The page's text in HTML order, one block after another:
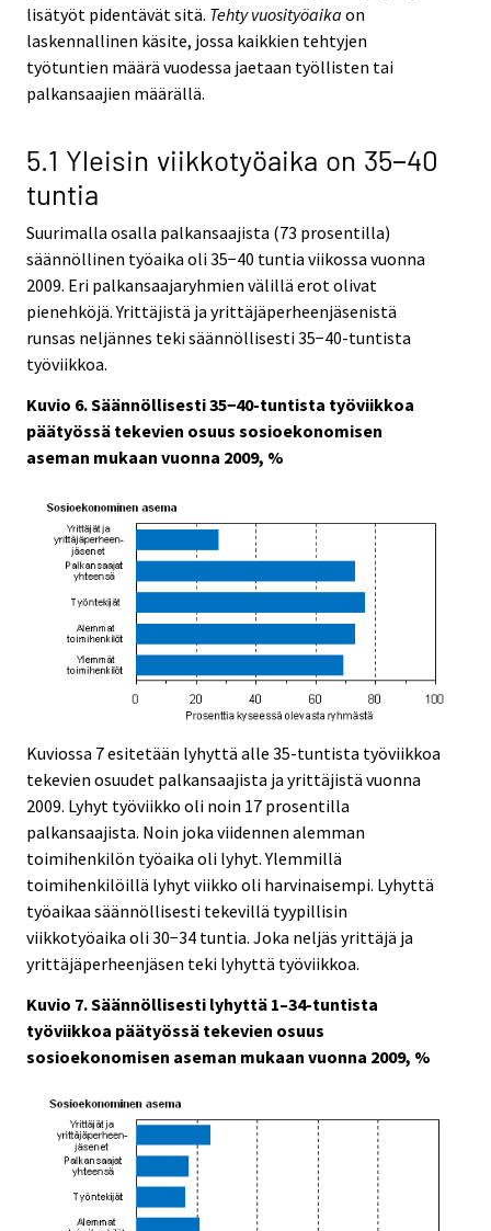
lisätyöt pidentävät sitä. Tehty vuosityöaika on
laskennallinen käsite, jossa kaikkien tehtyjen
työtuntien määrä vuodessa jaetaan työllisten tai
palkansaajien määrällä.
5.1 Yleisin viikkotyöaika on 35−40
tuntia
Suurimalla osalla palkansaajista (73 prosentilla)
säännöllinen työaika oli 35−40 tuntia viikossa vuonna
2009. Eri palkansaajaryhmien välillä erot olivat
pienehköjä. Yrittäjistä ja yrittäjäperheenjäsenistä
runsas neljännes teki säännöllisesti 35−40-tuntista
työviikkoa.
Kuvio 6. Säännöllisesti 35−40-tuntista työviikkoa
päätyössä tekevien osuus sosioekonomisen
aseman mukaan vuonna 2009, %
Kuviossa 7 esitetään lyhyttä alle 35-tuntista työviikkoa
tekevien osuudet palkansaajista ja yrittäjistä vuonna
2009. Lyhyt työviikko oli noin 17 prosentilla
palkansaajista. Noin joka viidennen alemman
toimihenkilön työaika oli lyhyt. Ylemmillä
toimihenkilöillä lyhyt viikko oli harvinaisempi. Lyhyttä
työaikaa säännöllisesti tekevillä tyypillisin
viikkotyöaika oli 30−34 tuntia. Joka neljäs yrittäjä ja
yrittäjäperheenjäsen teki lyhyttä työviikkoa.
Kuvio 7. Säännöllisesti lyhyttä 1–34-tuntista
työviikkoa päätyössä tekevien osuus
sosioekonomisen aseman mukaan vuonna 2009, %